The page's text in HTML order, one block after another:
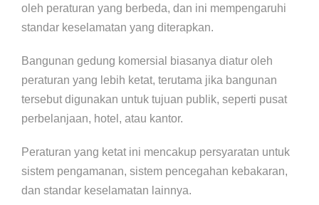
oleh peraturan yang berbeda, dan ini mempengaruhi
standar keselamatan yang diterapkan.
Bangunan gedung komersial biasanya diatur oleh
peraturan yang lebih ketat, terutama jika bangunan
tersebut digunakan untuk tujuan publik, seperti pusat
perbelanjaan, hotel, atau kantor.
Peraturan yang ketat ini mencakup persyaratan untuk
sistem pengamanan, sistem pencegahan kebakaran,
dan standar keselamatan lainnya.